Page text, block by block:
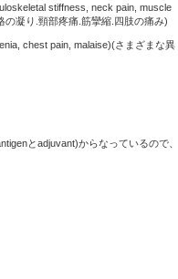
stiffness, neck pain, muscle
凝り.頸部疼痛.筋攣縮.四肢の痛み)
chest pain, malaise)(さまざまな異
とadjuvant)からなっているので、